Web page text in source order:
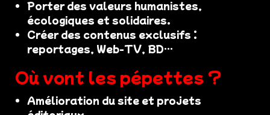
Porter des valeurs humanistes,
écologiques et solidaires.
Créer des contenus exclusifs :
reportages, Web-TV, BD…
Où vont les pépettes ?
Amélioration du site et projets